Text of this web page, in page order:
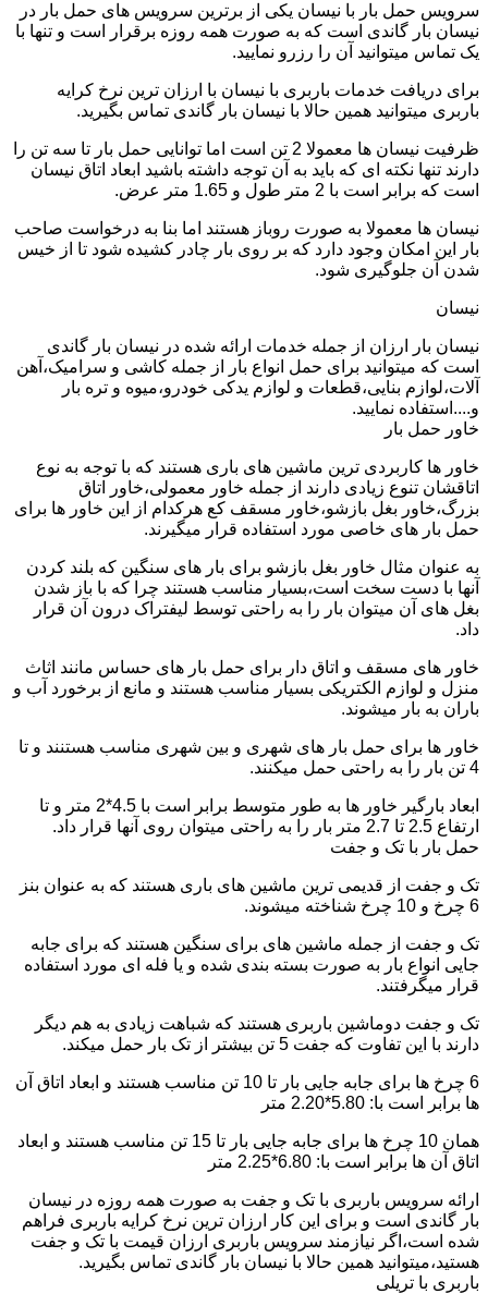
سرویس حمل بار با نیسان یکی از برترین سرویس های حمل بار در
نیسان بار گاندی است که به صورت همه روزه برقرار است و تنها با
یک تماس میتوانید آن را رزرو نمایید.
برای دریافت خدمات باربری با نیسان با ارزان ترین نرخ کرایه
باربری میتوانید همین حالا با نیسان بار گاندی تماس بگیرید.
ظرفیت نیسان ها معمولا 2 تن است اما توانایی حمل بار تا سه تن را
دارند تنها نکته ای که باید به آن توجه داشته باشید ابعاد اتاق نیسان
است که برابر است با 2 متر طول و 1.65 متر عرض.
نیسان ها معمولا به صورت روباز هستند اما بنا به درخواست صاحب
بار این امکان وجود دارد که بر روی بار چادر کشیده شود تا از خیس
شدن آن جلوگیری شود.
نیسان
نیسان بار ارزان از جمله خدمات ارائه شده در نیسان بار گاندی
است که میتوانید برای حمل انواع بار از جمله کاشی و سرامیک،آهن
آلات،لوازم بنایی،قطعات و لوازم یدکی خودرو،میوه و تره بار
و....استفاده نمایید.
خاور حمل بار
خاور ها کاربردی ترین ماشین های باری هستند که با توجه به نوع
اتاقشان تنوع زیادی دارند از جمله خاور معمولی،خاور اتاق
بزرگ،خاور بغل بازشو،خاور مسقف کع هرکدام از این خاور ها برای
حمل بار های خاصی مورد استفاده قرار میگیرند.
به عنوان مثال خاور بغل بازشو برای بار های سنگین که بلند کردن
آنها با دست سخت است،بسیار مناسب هستند چرا که با باز شدن
بغل های آن میتوان بار را به راحتی توسط لیفتراک درون آن قرار
داد.
خاور های مسقف و اتاق دار برای حمل بار های حساس مانند اثاث
منزل و لوازم الکتریکی بسیار مناسب هستند و مانع از برخورد آب و
باران به بار میشوند.
خاور ها برای حمل بار های شهری و بین شهری مناسب هستنند و تا
4 تن بار را به راحتی حمل میکنند.
ابعاد بارگیر خاور ها به طور متوسط برابر است با 4.5*2 متر و تا
ارتفاع 2.5 تا 2.7 متر بار را به راحتی میتوان روی آنها قرار داد.
حمل بار با تک و جفت
تک و جفت از قدیمی ترین ماشین های باری هستند که به عنوان بنز
6 چرخ و 10 چرخ شناخته میشوند.
تک و جفت از جمله ماشین های برای سنگین هستند که برای جابه
جایی انواع بار به صورت بسته بندی شده و یا فله ای مورد استفاده
قرار میگرفتند.
تک و جفت دوماشین باربری هستند که شباهت زیادی به هم دیگر
دارند با این تفاوت که جفت 5 تن بیشتر از تک بار حمل میکند.
6 چرخ ها برای جابه جایی بار تا 10 تن مناسب هستند و ابعاد اتاق آن
ها برابر است با: 5.80*2.20 متر
همان 10 چرخ ها برای جابه جایی بار تا 15 تن مناسب هستند و ابعاد
اتاق آن ها برابر است با: 6.80*2.25 متر
ارائه سرویس باربری با تک و جفت به صورت همه روزه در نیسان
بار گاندی است و برای این کار ارزان ترین نرخ کرایه باربری فراهم
شده است،اگر نیازمند سرویس باربری ارزان قیمت با تک و جفت
هستید،میتوانید همین حالا با نیسان بار گاندی تماس بگیرید.
باربری با تریلی